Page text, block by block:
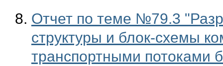
Отчет по теме №79.3
структуры и блок-схемы
транспортными потоками